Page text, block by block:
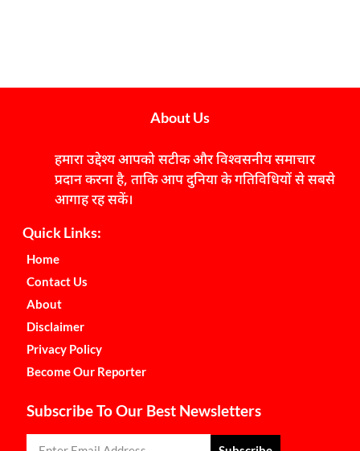
About Us
हमारा उद्देश्य आपको सटीक और विश्वसनीय समाचार
प्रदान करना है, ताकि आप दुनिया के गतिविधियों से सबसे
आगाह रह सकें।
Quick Links:
Home
Contact Us
About
Disclaimer
Privacy Policy
Become Our Reporter
Subscribe To Our Best Newsletters